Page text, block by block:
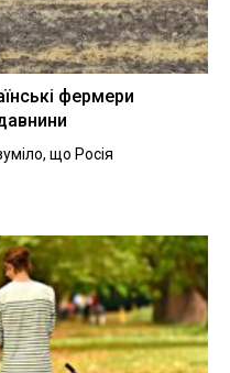
фермери
що Росія